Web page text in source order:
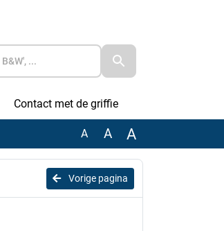
Contact met de griffie
A A A
Vorige pagina